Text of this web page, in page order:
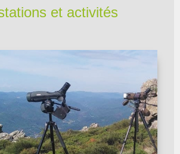
et activités